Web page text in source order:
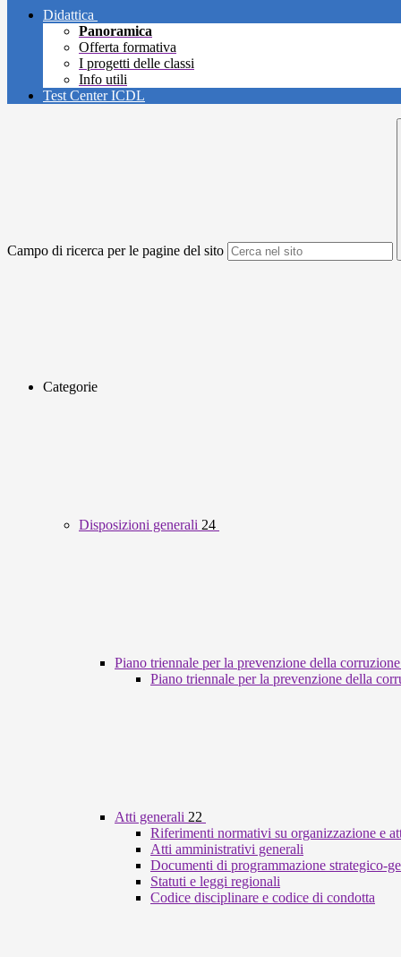
Didattica
Panoramica
Offerta formativa
I progetti delle classi
Info utili
Test Center ICDL
Campo di ricerca per le pagine del sito
Categorie
Disposizioni generali 24
Piano triennale per la prevenzione della
Piano triennale per la prevenzione della
Atti generali 22
Riferimenti normativi su organizzazione e
Atti amministrativi generali
Documenti di programmazione strategico-
Statuti e leggi regionali
Codice disciplinare e codice di condotta